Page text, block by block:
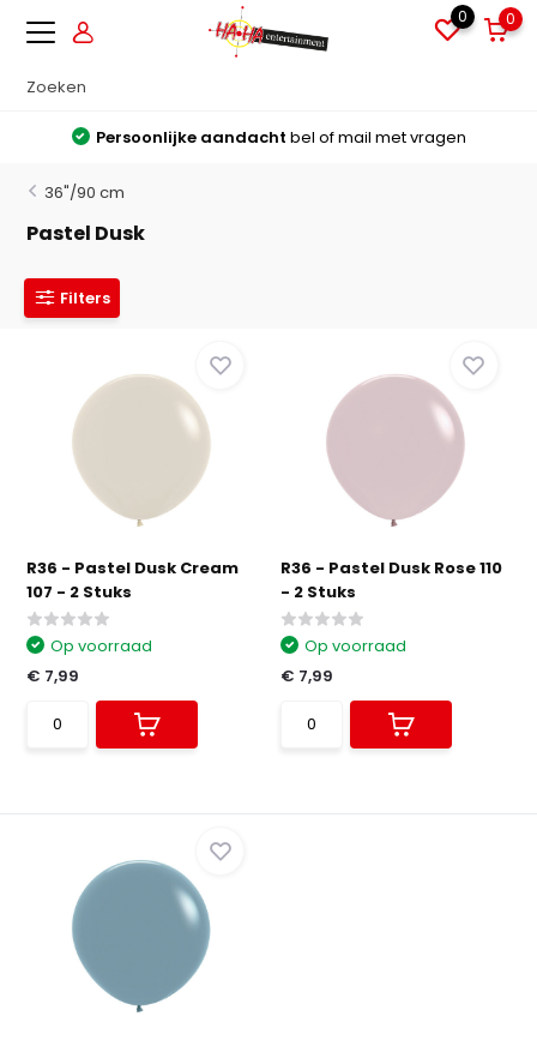
0 0
Persoonlijke aandacht bel of mail met vragen
36"/90 cm
Pastel Dusk
Filters
R36 - Pastel Dusk Cream
107 - 2 Stuks
Op voorraad
€ 7,99
R36 - Pastel Dusk Rose 110
- 2 Stuks
Op voorraad
€ 7,99